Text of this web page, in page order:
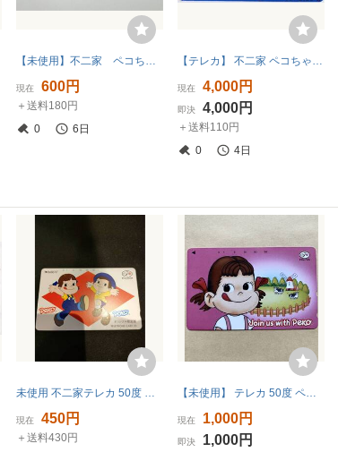
【未使用】不二家 ペコちゃん テレホンカード 50度数 Any time with Peko
現在 600円
＋送料180円
0
6日
【テレカ】 不二家 ペコちゃん ポコちゃん 不二家レストラン 北33条店 '90.12.25 テレホンカード 10K-FP0045 未使用・Bランク
現在 4,000円
即決 4,000円
＋送料110円
0
4日
未使用 不二家テレカ 50度 ペコちゃん ポコちゃん
現在 450円
＋送料430円
【未使用】 テレカ 50度 ペコちゃん/ポコちゃん Any time with Peko 不二家
現在 1,000円
即決 1,000円